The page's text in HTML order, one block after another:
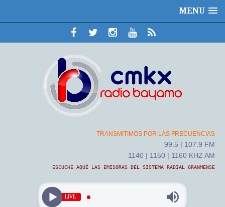
MENU
TRANSMITIMOS POR LAS FRECUENCIAS
99.5 | 107.9 FM
1140 | 1150 | 1160 KHZ AM
ESCUCHE AQUÍ LAS EMISORAS DEL SISTEMA RADIAL GRANMENSE
LIVE